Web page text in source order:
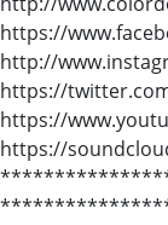
https://
http://
https://
https://
https://
*******************